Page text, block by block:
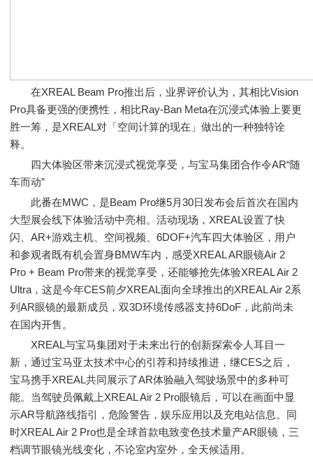
在XREAL Beam Pro推出后，业界评价认为，其相比Vision
Pro具备更强的便携性，相比Ray-Ban Meta在沉浸式体验上要更
胜一筹，是XREAL对「空间计算的现在」做出的一种独特诠
释。
四大体验区带来沉浸式视觉享受，与宝马集团合作令AR“随
车而动”
此番在MWC，是Beam Pro继5月30日发布会后首次在国内
大型展会线下体验活动中亮相。活动现场，XREAL设置了快
闪、AR+游戏主机、空间视频、6DOF+汽车四大体验区，用户
和参观者既有机会置身BMW车内，感受XREAL AR眼镜Air 2
Pro + Beam Pro带来的视觉享受，还能够抢先体验XREAL Air 2
Ultra，这是今年CES前夕XREAL面向全球推出的XREAL Air 2系
列AR眼镜的最新成员，双3D环境传感器支持6DoF，此前尚未
在国内开售。
XREAL与宝马集团对于未来出行的创新探索令人耳目一
新，通过宝马亚太技术中心的引荐和持续推进，继CES之后，
宝马携手XREAL共同展示了AR体验融入驾驶场景中的多种可
能。当驾驶员佩戴上XREAL Air 2 Pro眼镜后，可以在画面中显
示AR导航路线指引，危险警告，娱乐应用以及充电站信息。同
时XREAL Air 2 Pro也是全球首款电致变色技术量产AR眼镜，三
档调节眼镜光线变化，不论室内室外，全天候适用。